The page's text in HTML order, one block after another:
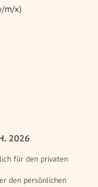
m/x)
2026
für den privaten
den persönlichen